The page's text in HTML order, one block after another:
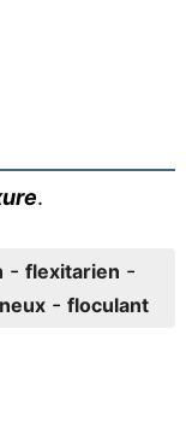
.
- flexitarien -
- floculant